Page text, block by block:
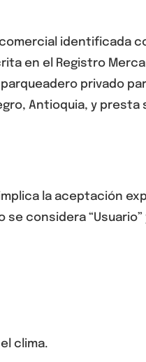
identificada
en el Registro
parqueadero privado
Antioquia, y
la aceptación
se considera
clima.